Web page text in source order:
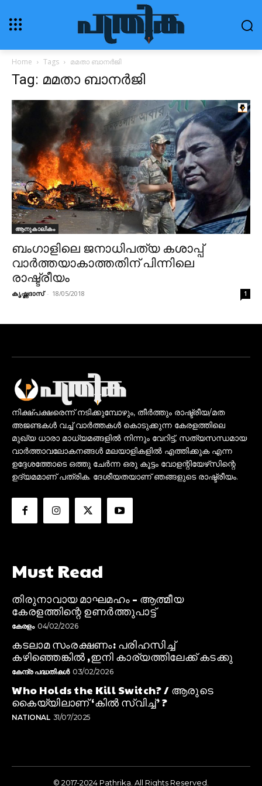
Home Tags മമതാ ബാനർജി
Tag: മമതാ ബാനർജി
ആനുകാലികം
ബംഗാളിലെ ജനാധിപത്യ കശാപ്പ്
വാർത്തയാകാത്തതിന് പിന്നിലെ
രാഷ്ട്രീയം
കൃഷ്ണദാസ് - 18/05/2018 1
നിക്ഷ്പക്ഷരെന്ന് നടിക്കുമ്പോഴും, തീർത്തും രാഷ്ട്രീയ/മത
അജണ്ടകൾ വച്ച് വാർത്തകൾ കൊടുക്കുന്ന കേരളത്തിലെ
മുഖ്യ ധാരാ മാധ്യമങ്ങളിൽ നിന്നും വേറിട്ട്, സത്യസന്ധമായ
വാർത്താവലോകനങ്ങൾ മലയാളികളിൽ എത്തിക്കുക എന്ന
ഉദ്ദേശത്തോടെ ഒത്തു ചേർന്ന ഒരു കൂട്ടം വോളന്റിയേഴ്‌സിന്റെ
ഉദ്യമമാണ് പത്രിക. ദേശീയതയാണ് ഞങ്ങളുടെ രാഷ്ട്രീയം.
Must Read
തിരുനാവായ മാഘമഹം – ആത്മീയ
കേരളത്തിന്റെ ഉണർത്തുപാട്ട്
കേരളം 04/02/2026
കടലാമ സംരക്ഷണം: പരിഹസിച്ച്
കഴിഞ്ഞെങ്കിൽ ,ഇനി കാര്യത്തിലേക്ക് കടക്കു
കേന്ദ്ര പദ്ധതികൾ 03/02/2026
Who Holds the Kill Switch? / ആരുടെ
കൈയ്യിലാണ് ‘കിൽ സ്വിച്ച്’ ?
NATIONAL 31/07/2025
© 2017-2024 Pathrika. All Rights Reserved.